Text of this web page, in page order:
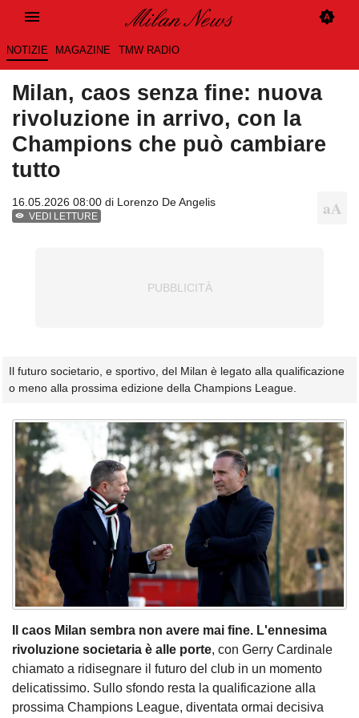
NOTIZIE MAGAZINE TMW RADIO
Milan, caos senza fine: nuova
rivoluzione in arrivo, con la
Champions che può cambiare
tutto
16.05.2026 08:00 di Lorenzo De Angelis
VEDI LETTURE
Il futuro societario, e sportivo, del Milan è legato alla qualificazione
o meno alla prossima edizione della Champions League.
Il caos Milan sembra non avere mai fine. L'ennesima
rivoluzione societaria è alle porte, con Gerry Cardinale
chiamato a ridisegnare il futuro del club in un momento
delicatissimo. Sullo sfondo resta la qualificazione alla
prossima Champions League, diventata ormai decisiva